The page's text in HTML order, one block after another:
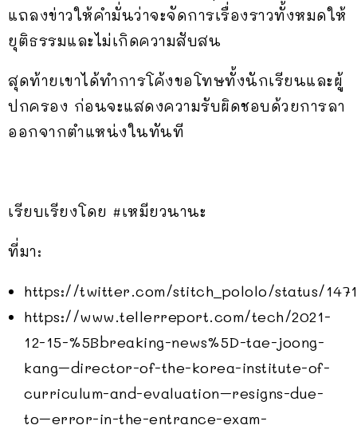
แถลงข่าวให้คำมั่นว่าจะจัดการเรื่องราวทั้งหมดให้
ยุติธรรมและไม่เกิดความสับสน
สุดท้ายเขาได้ทำการโค้งขอโทษทั้งนักเรียนและผู้
ปกครอง ก่อนจะแสดงความรับผิดชอบด้วยการลา
ออกจากตำแหน่งในทันที
เรียบเรียงโดย #เหมียวนานะ
ที่มา:
https://twitter.com/stitch_pololo/status/
https://www.tellerreport.com/tech/2021-
12-15-%5Bbreaking-news%5D-tae-joong-
kang–director-of-the-korea-institute-of-
curriculum-and-evaluation–resigns-due-
to–error-in-the-entrance-exam-